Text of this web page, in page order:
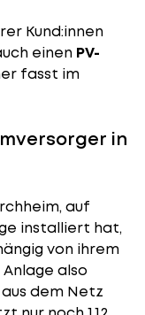
Kund:innen
einen PV-
fasst im
in
auf
installiert hat,
von ihrem
also
dem Netz